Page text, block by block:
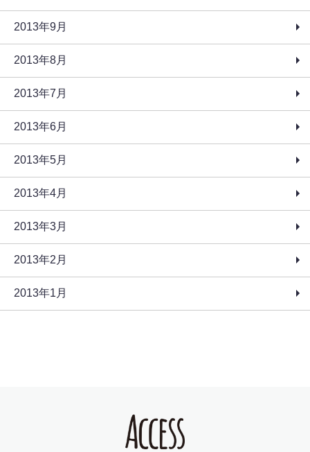
2013年9月
2013年8月
2013年7月
2013年6月
2013年5月
2013年4月
2013年3月
2013年2月
2013年1月